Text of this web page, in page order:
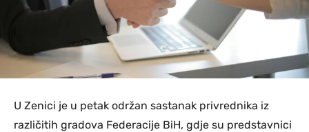
U Zenici je u petak održan sastanak privrednika iz
različitih gradova Federacije BiH, gdje su predstavnici